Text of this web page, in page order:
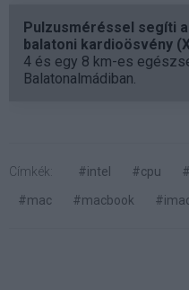
Pulzusméréssel segíti
balatoni kardioösvény
4 és egy 8 km-es
Balatonalmádiban.
Címkék: #intel #cpu
#mac
#macbook